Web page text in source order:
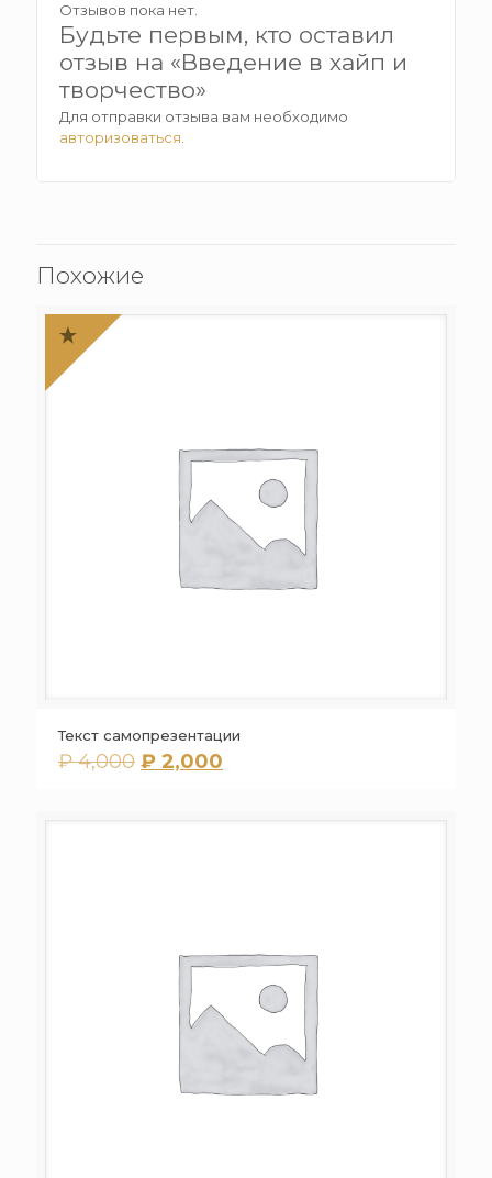
Отзывов пока нет.
Будьте первым, кто оставил
отзыв на «Введение в хайп и
творчество»
Для отправки отзыва вам необходимо
авторизоваться
Похожие
Текст самопрезентации
₽4,000 Первоначальная
₽ 4,000.
₽ 2,000